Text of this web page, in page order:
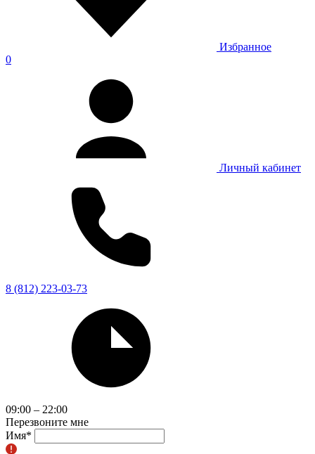
Избранное
0
Личный кабинет
8 (812) 223-03-73
09:00 – 22:00
Перезвоните мне
Имя*